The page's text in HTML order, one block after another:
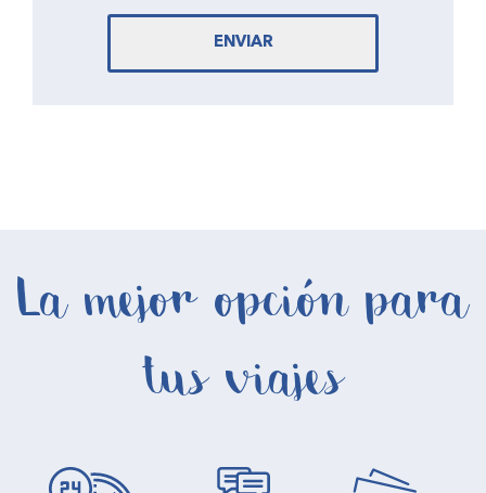
ENVIAR
La mejor opción para
tus viajes